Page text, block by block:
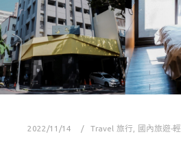
2022/11/14 Travel 旅行 國內旅遊-